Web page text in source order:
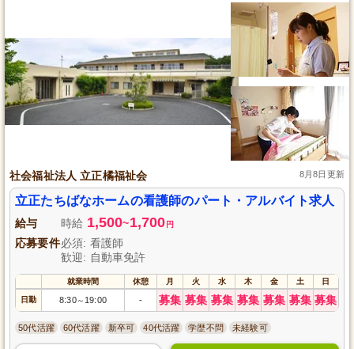
社会福祉法人 立正橘福祉会 8月8日更新
立正たちばなホームの看護師のパート・アルバイト求人
給与 時給 1,500~1,700 円
応募要件必須: 看護師
歓迎: 自動車免許
就業時間 休憩 月 火 水 木 金 土 日
日勤 8:30～ 19:00 - 募集 募集 募集 募集 募集 募集 募集
50代活躍 60代活躍 新卒可 40代活躍 学歴不問 未経験可